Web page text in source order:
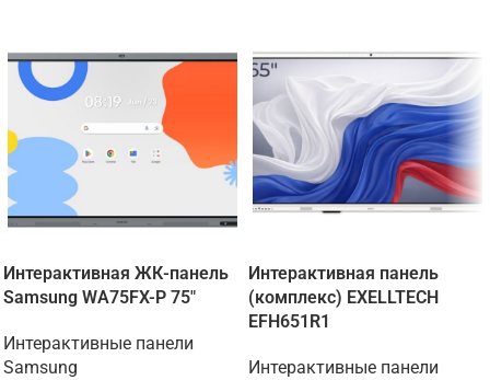
Интерактивная ЖК-панель
Samsung WA75FX-P 75"
Интерактивные панели
Samsung
Интерактивная панель
(комплекс) EXELLTECH
EFH651R1
Интерактивные панели